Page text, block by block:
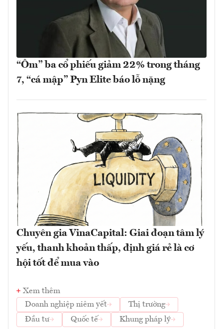
“Ôm” ba cổ phiếu giảm 22% trong tháng
7, “cá mập” Pyn Elite báo lỗ nặng
Chuyên gia VinaCapital: Giai đoạn tâm lý
yếu, thanh khoản thấp, định giá rẻ là cơ
hội tốt để mua vào
Xem thêm
Doanh nghiệp niêm yết
Thị trường
Đầu tư
Quốc tế Khung pháp lý